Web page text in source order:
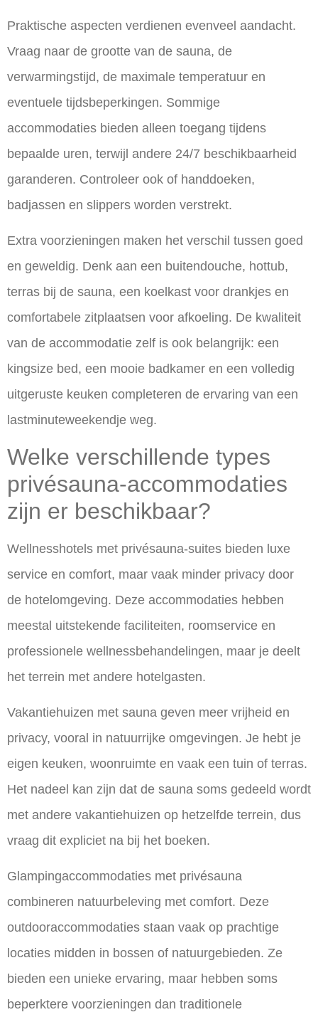
Praktische aspecten verdienen evenveel aandacht.
Vraag naar de grootte van de sauna, de
verwarmingstijd, de maximale temperatuur en
eventuele tijdsbeperkingen. Sommige
accommodaties bieden alleen toegang tijdens
bepaalde uren, terwijl andere 24/7 beschikbaarheid
garanderen. Controleer ook of handdoeken,
badjassen en slippers worden verstrekt.
Extra voorzieningen maken het verschil tussen goed
en geweldig. Denk aan een buitendouche, hottub,
terras bij de sauna, een koelkast voor drankjes en
comfortabele zitplaatsen voor afkoeling. De kwaliteit
van de accommodatie zelf is ook belangrijk: een
kingsize bed, een mooie badkamer en een volledig
uitgeruste keuken completeren de ervaring van een
lastminuteweekendje weg.
Welke verschillende types
privésauna-accommodaties
zijn er beschikbaar?
Wellnesshotels met privésauna-suites bieden luxe
service en comfort, maar vaak minder privacy door
de hotelomgeving. Deze accommodaties hebben
meestal uitstekende faciliteiten, roomservice en
professionele wellnessbehandelingen, maar je deelt
het terrein met andere hotelgasten.
Vakantiehuizen met sauna geven meer vrijheid en
privacy, vooral in natuurrijke omgevingen. Je hebt je
eigen keuken, woonruimte en vaak een tuin of terras.
Het nadeel kan zijn dat de sauna soms gedeeld wordt
met andere vakantiehuizen op hetzelfde terrein, dus
vraag dit expliciet na bij het boeken.
Glampingaccommodaties met privésauna
combineren natuurbeleving met comfort. Deze
outdooraccommodaties staan vaak op prachtige
locaties midden in bossen of natuurgebieden. Ze
bieden een unieke ervaring, maar hebben soms
beperktere voorzieningen dan traditionele